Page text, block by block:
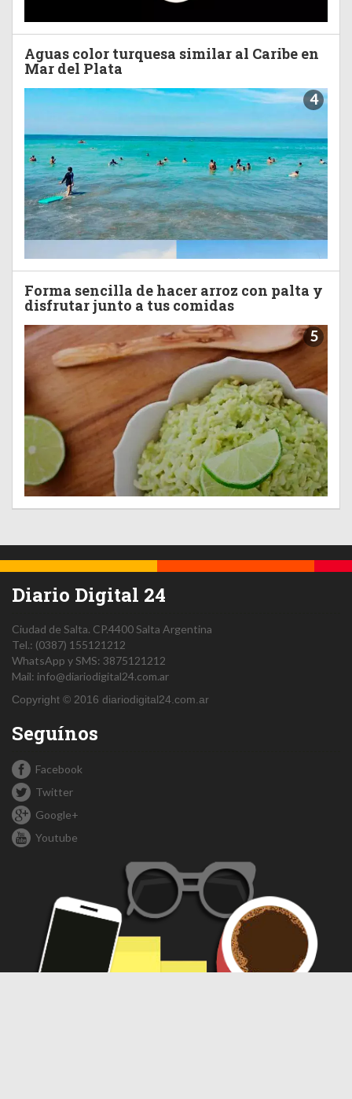
Aguas color turquesa similar al Caribe en
Mar del Plata
4
Forma sencilla de hacer arroz con palta y
disfrutar junto a tus comidas
5
Diario Digital 24
Ciudad de Salta. CP.4400Salta Argentina
Tel.: (0387) 155121212
WhatsApp y SMS: 3875121212
Mail: info@diariodigital24.com.ar
Copyright © 2016 diariodigital24.com.ar
Seguínos
Facebook
Twitter
Google+
Youtube